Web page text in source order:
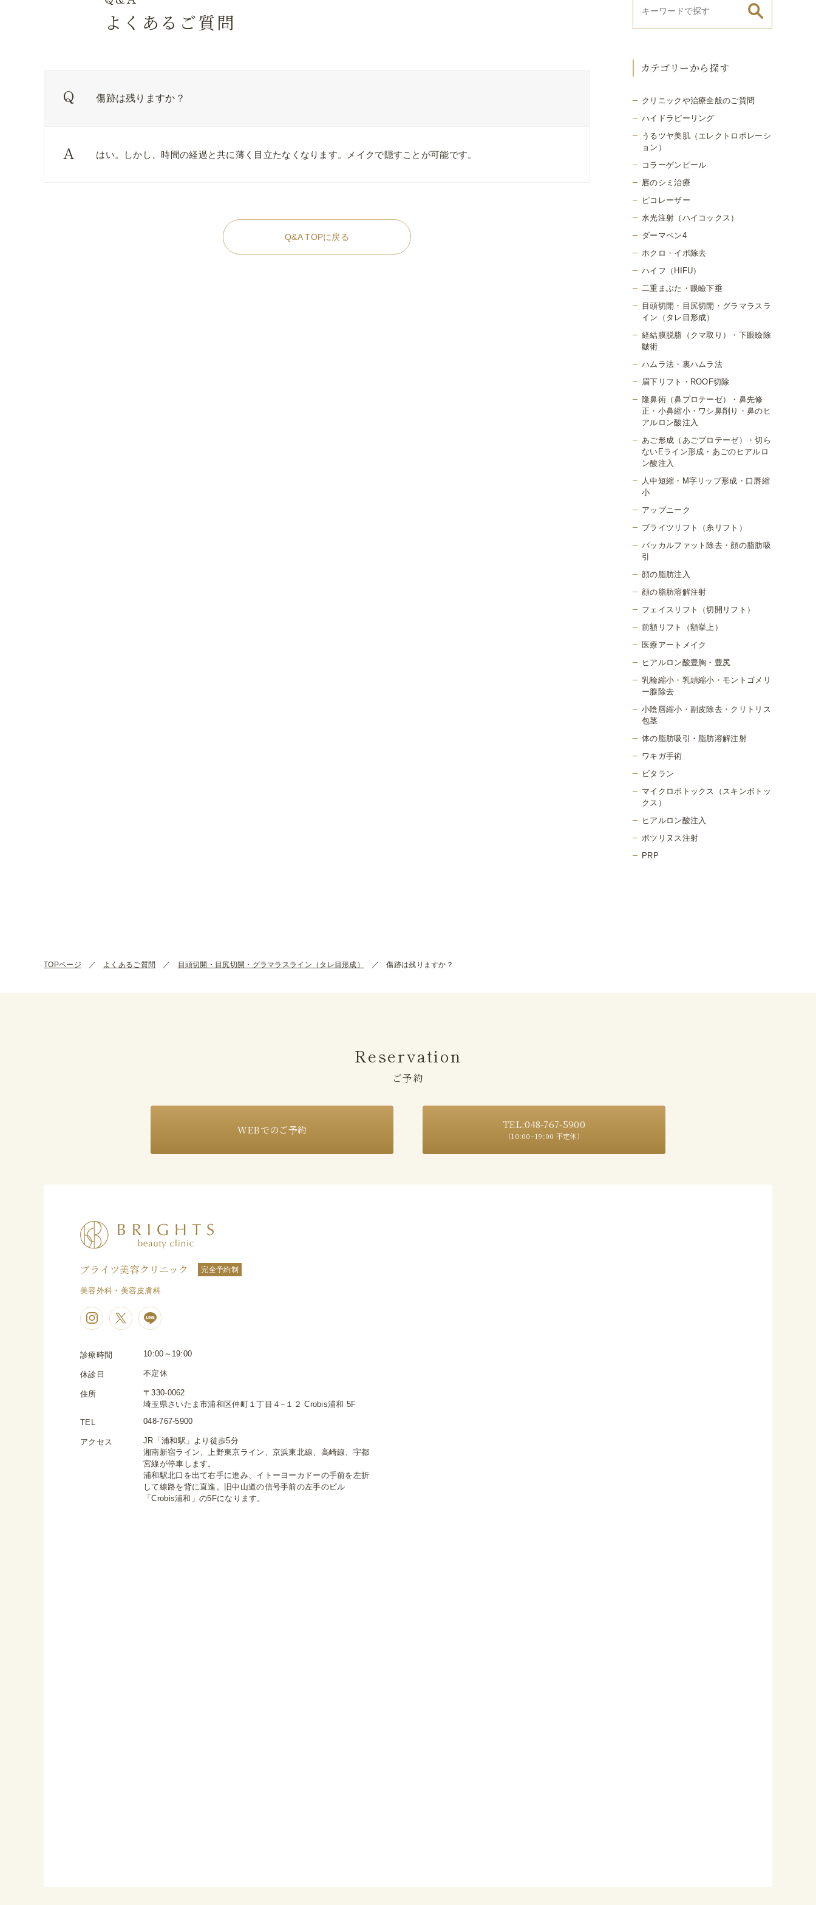
よくあるご質問
傷跡は残りますか？
はい。しかし、時間の経過と共に薄く目立たなくなります。メイクで隠すことが可能です。
Q&A TOPに戻る
カテゴリーから探す
クリニックや治療全般のご質問
ハイドラピーリング
うるツヤ美肌（エレクトロポレーシ
ョン）
コラーゲンピール
唇のシミ治療
ピコレーザー
水光注射（ハイコックス）
ダーマペン4
ホクロ・イボ除去
ハイフ（HIFU）
二重まぶた・眼瞼下垂
目頭切開・目尻切開・グラマラスラ
イン（タレ目形成）
経結膜脱脂（クマ取り）・下眼瞼除
皺術
ハムラ法・裏ハムラ法
眉下リフト・ROOF切除
隆鼻術（鼻プロテーゼ）・鼻先修
正・小鼻縮小・ワシ鼻削り・鼻のヒ
アルロン酸注入
あご形成（あごプロテーゼ）・切ら
ないEライン形成・あごのヒアルロ
ン酸注入
人中短縮・M字リップ形成・口唇縮
小
アップニーク
ブライツリフト（糸リフト）
バッカルファット除去・顔の脂肪吸
引
顔の脂肪注入
顔の脂肪溶解注射
フェイスリフト（切開リフト）
前額リフト（額挙上）
医療アートメイク
ヒアルロン酸豊胸・豊尻
乳輪縮小・乳頭縮小・モントゴメリ
ー腺除去
小陰唇縮小・副皮除去・クリトリス
包茎
体の脂肪吸引・脂肪溶解注射
ワキガ手術
ビタラン
マイクロボトックス（スキンボトッ
クス）
ヒアルロン酸注入
ボツリヌス注射
PRP
TOPページ よくあるご質問 目頭切開・目尻切開・グラマラスライン（タレ目形成） 傷跡は残りますか？
Reservation
ご予約
WEBでのご予約 TEL:048-767-5900
（10:00~19:00 不定休）
ブライツ美容クリニック 完全予約制
美容外科・美容皮膚科
診療時間 10:00～19:00
休診日 不定休
住所
〒330-0062
埼玉県さいたま市浦和区仲町１丁目４−１２ Crobis浦和 5F
TEL 048-767-5900
アクセス
JR「浦和駅」より徒歩5分
湘南新宿ライン、上野東京ライン、京浜東北線、高崎線、宇都
宮線が停車します。
浦和駅北口を出て右手に進み、イトーヨーカドーの手前を左折
して線路を背に直進。旧中山道の信号手前の左手のビル
「Crobis浦和」の5Fになります。